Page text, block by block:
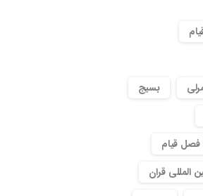
بسیج
فصل قیام
المللی قران